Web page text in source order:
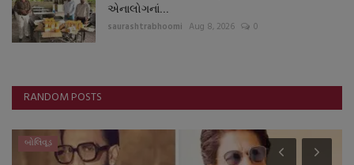
એનાલોગનાં...
saurashtrabhoomi Aug 8, 2026 0
RANDOM POSTS
બોલિવૂડ